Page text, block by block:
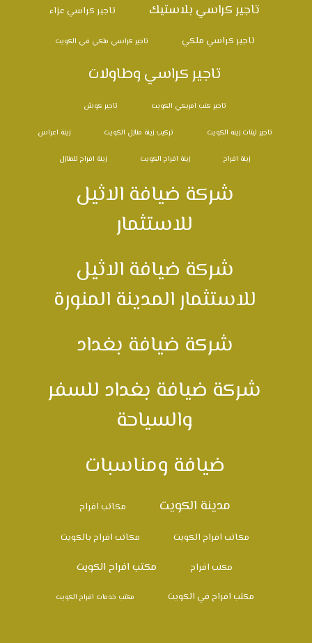
تاجير كراسي بلاستيك تاجير كراسي عزاء
تاجير كراسي ملكي تاجير كراسي ملكي في الكويت
تاجير كراسي وطاولات
تاجير كنب امريكي الكويت تاجير كوش
تاجير ليتات زينه الكويت تركيب زينة منازل الكويت زينة اعراس
زينة افراح زينة افراح الكويت زينة افراح للمنازل
شركة ضيافة الاثيل
للاستثمار
شركة ضيافة الاثيل
للاستثمار المدينة المنورة
شركة ضيافة بغداد
شركة ضيافة بغداد للسفر
والسياحة
ضيافة ومناسبات
مدينة الكويت مكاتب افراح
مكاتب افراح الكويت مكاتب افراح بالكويت
مكتب افراح مكتب افراح الكويت
مكتب افراح في الكويت مكتب خدمات افراح الكويت